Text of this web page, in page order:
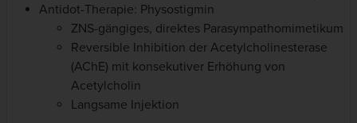
Antidot-Therapie: Physostigmin
ZNS-gängiges, direktes Parasympathomimetikum
Reversible Inhibition der Acetylcholinesterase
(AChE) mit konsekutiver Erhöhung von
Acetylcholin
Langsame Injektion